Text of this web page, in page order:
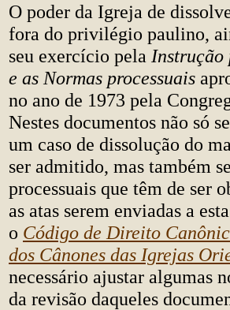
O poder da Igreja de
fora do privilégio paulino,
seu exercício pela Instrução
e as Normas processuais
no ano de 1973 pela
Nestes documentos não só
um caso de dissolução do
ser admitido, mas também
processuais que têm de ser
as atas serem enviadas a
o Código de Direito
dos Cânones das Igrejas
necessário ajustar algumas
da revisão daqueles